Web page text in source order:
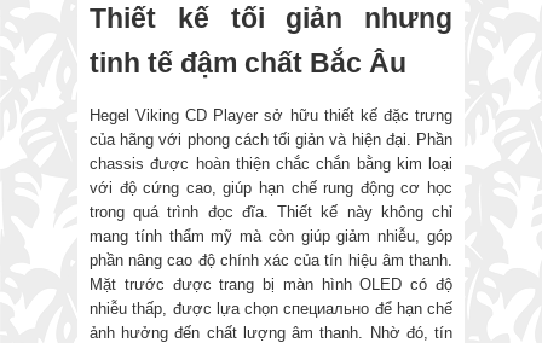
Thiết kế tối giản nhưng
tinh tế đậm chất Bắc Âu
Hegel Viking CD Player sở hữu thiết kế đặc trưng
của hãng với phong cách tối giản và hiện đại. Phần
chassis được hoàn thiện chắc chắn bằng kim loại
với độ cứng cao, giúp hạn chế rung động cơ học
trong quá trình đọc đĩa. Thiết kế này không chỉ
mang tính thẩm mỹ mà còn giúp giảm nhiễu, góp
phần nâng cao độ chính xác của tín hiệu âm thanh.
Mặt trước được trang bị màn hình OLED có độ
nhiễu thấp, được lựa chọn специально để hạn chế
ảnh hưởng đến chất lượng âm thanh. Nhờ đó, tín